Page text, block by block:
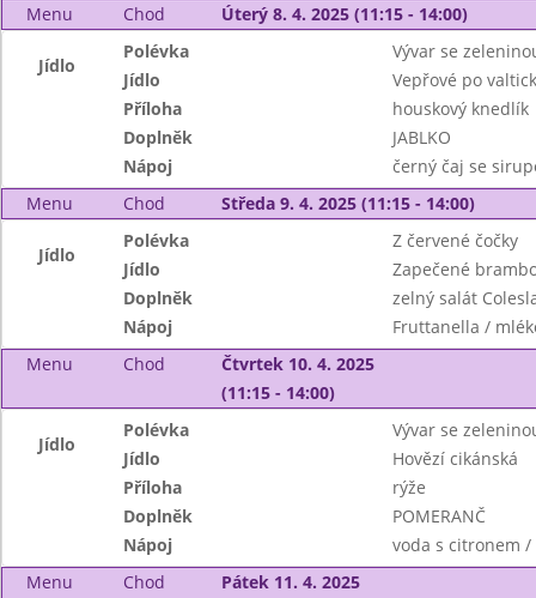
Menu
Chod Úterý 8. 4. 2025 (11:15 - 14:00)
Jídlo
Polévka
Vývar se
Jídlo
Vepřové po
Příloha
houskový knedlík
Doplněk
JABLKO
Nápoj
černý čaj se
Menu
Chod Středa 9. 4. 2025 (11:15 - 14:00)
Jídlo
Polévka
Z červené čočky
Jídlo
Zapečené
Doplněk
zelný salát
Nápoj
Fruttanella /
Menu
Chod
Čtvrtek 10. 4. 2025
(11:15 - 14:00)
Jídlo
Polévka
Vývar se
Jídlo
Hovězí cikánská
Příloha
rýže
Doplněk
POMERANČ
Nápoj
voda s citronem
Menu
Chod
Pátek 11. 4. 2025